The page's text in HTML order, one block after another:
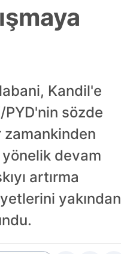
Kandil'e
sözde
zamankinden
devam
artırma
yakından